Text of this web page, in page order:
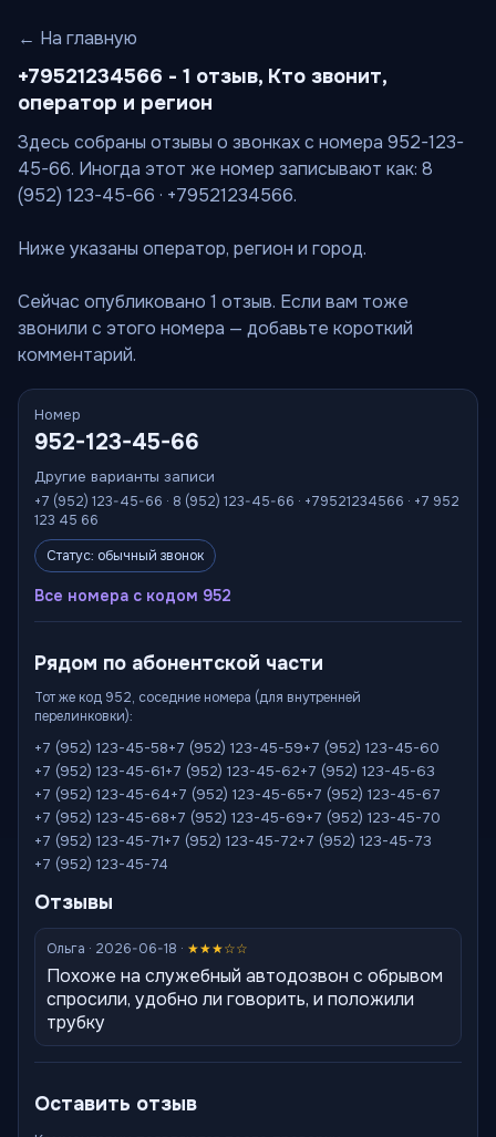
← На главную
+79521234566 - 1 отзыв, Кто звонит,
оператор и регион
Здесь собраны отзывы о звонках с номера 952-123-
45-66. Иногда этот же номер записывают как: 8
(952) 123-45-66 · +79521234566.
Ниже указаны оператор, регион и город.
Сейчас опубликовано 1 отзыв. Если вам тоже
звонили с этого номера — добавьте короткий
комментарий.
Номер
952-123-45-66
Другие варианты записи
+7 (952) 123-45-66 · 8 (952) 123-45-66 · +79521234566 · +7 952
123 45 66
Статус: обычный звонок
Все номера с кодом 952
Рядом по абонентской части
Тот же код 952, соседние номера (для внутренней
перелинковки):
+7 (952) 123-45-58+7 (952) 123-45-59+7 (952) 123-45-60
+7 (952) 123-45-61+7 (952) 123-45-62+7 (952) 123-45-63
+7 (952) 123-45-64+7 (952) 123-45-65+7 (952) 123-45-67
+7 (952) 123-45-68+7 (952) 123-45-69+7 (952) 123-45-70
+7 (952) 123-45-71+7 (952) 123-45-72+7 (952) 123-45-73
+7 (952) 123-45-74
Отзывы
Ольга · 2026-06-18 · ★★★☆☆
Похоже на служебный автодозвон с обрывом
спросили, удобно ли говорить, и положили
трубку
Оставить отзыв